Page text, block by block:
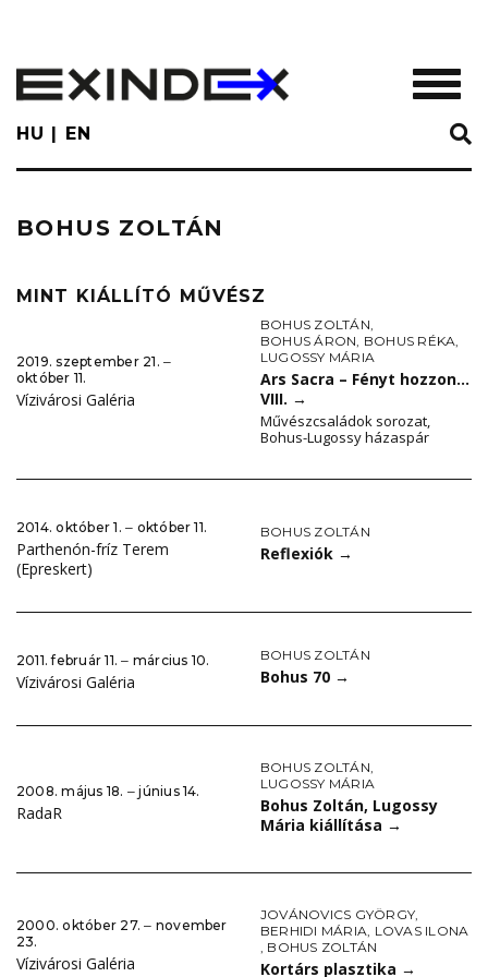
main
content
HU EN
BOHUS ZOLTÁN
MINT KIÁLLÍTÓ MŰVÉSZ
2019. szeptember 21. ‒
október 11.
Vízivárosi Galéria
BOHUS ZOLTÁN,
BOHUS ÁRON, BOHUS RÉKA,
LUGOSSY MÁRIA
Ars Sacra – Fényt hozzon…
VIII. →
Művészcsaládok sorozat,
Bohus-Lugossy házaspár
2014. október 1. ‒ október 11.
Parthenón-fríz Terem
(Epreskert)
BOHUS ZOLTÁN
Reflexiók →
2011. február 11. ‒ március 10.
Vízivárosi Galéria
BOHUS ZOLTÁN
Bohus 70 →
2008. május 18. ‒ június 14.
RadaR
BOHUS ZOLTÁN,
LUGOSSY MÁRIA
Bohus Zoltán, Lugossy
Mária kiállítása →
2000. október 27. ‒ november
23.
Vízivárosi Galéria
JOVÁNOVICS GYÖRGY,
BERHIDI MÁRIA, LOVAS ILONA
, BOHUS ZOLTÁN
Kortárs plasztika →